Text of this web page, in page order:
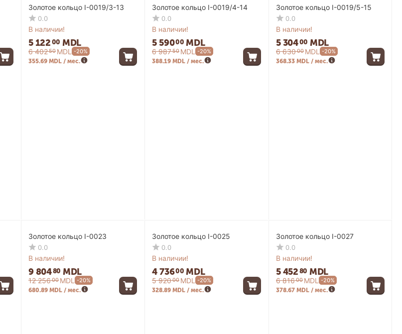
Золотое кольцо I-0019/3-13
0.0
В наличии!
5 12200 MDL
6 40250 MDL
-20%
355.69 MDL / мес.
Золотое кольцо I-0019/4-14
0.0
В наличии!
5 59000 MDL
6 98750 MDL
-20%
388.19 MDL / мес.
Золотое кольцо I-0019/5-15
0.0
В наличии!
5 30400 MDL
6 63000 MDL
-20%
368.33 MDL / мес.
Золотое кольцо I-0023
0.0
В наличии!
9 80480 MDL
12 25600 MDL
-20%
680.89 MDL / мес.
Золотое кольцо I-0025
0.0
В наличии!
4 73600 MDL
5 92000 MDL
-20%
328.89 MDL / мес.
Золотое кольцо I-0027
0.0
В наличии!
5 45280 MDL
6 81600 MDL
-20%
378.67 MDL / мес.